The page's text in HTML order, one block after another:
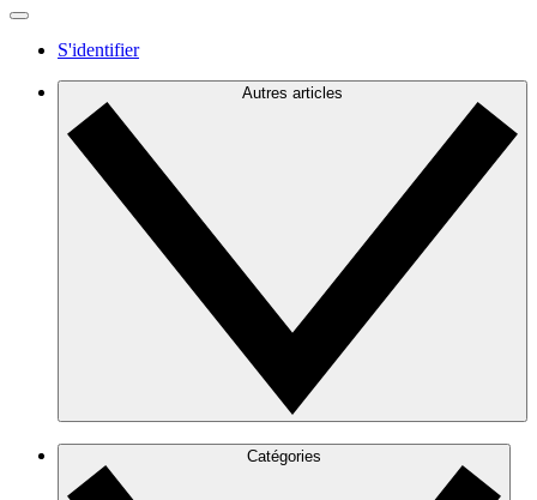
S'identifier
Autres articles
Catégories